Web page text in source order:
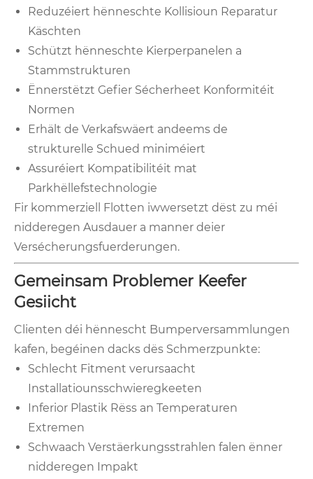
Reduzéiert hënneschte Kollisioun Reparatur
Käschten
Schützt hënneschte Kierperpanelen a
Stammstrukturen
Ënnerstëtzt Gefier Sécherheet Konformitéit
Normen
Erhält de Verkafswäert andeems de
strukturelle Schued miniméiert
Assuréiert Kompatibilitéit mat
Parkhëllefstechnologie
Fir kommerziell Flotten iwwersetzt dëst zu méi
nidderegen Ausdauer a manner deier
Versécherungsfuerderungen.
Gemeinsam Problemer Keefer
Gesiicht
Clienten déi hënnescht Bumperversammlungen
kafen, begéinen dacks dës Schmerzpunkte:
Schlecht Fitment verursaacht
Installatiounsschwieregkeeten
Inferior Plastik Rëss an Temperaturen
Extremen
Schwaach Verstäerkungsstrahlen falen ënner
nidderegen Impakt